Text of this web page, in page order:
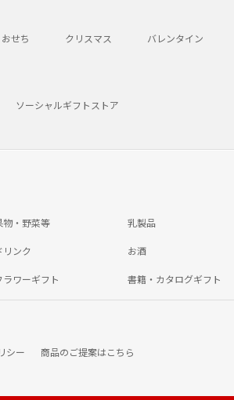
おせち クリスマス バレンタイン
ソーシャルギフトストア
物・野菜等 乳製品
リンク お酒
ラワーギフト 書籍・カタログギフト
シー 商品のご提案はこちら